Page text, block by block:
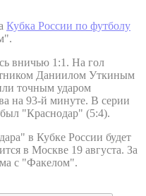
Кубка России по футболу
вничью 1:1. На гол
Даниилом Уткиным
точным ударом
на 93-й минуте. В серии
"Краснодар" (5:4).
в Кубке России будет
в Москве 19 августа. За
с "Факелом".